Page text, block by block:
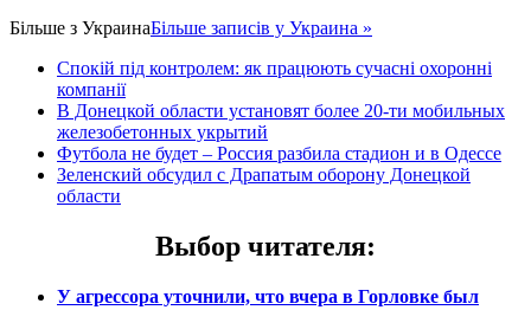
Більше з УкраинаБільше записів у Украина »
Спокій під контролем: як працюють сучасні охоронні
компанії
В Донецкой области установят более 20-ти мобильных
железобетонных укрытий
Футбола не будет – Россия разбила стадион и в Одессе
Зеленский обсудил с Драпатым оборону Донецкой
области
Выбор читателя:
У агрессора уточнили, что вчера в Горловке был